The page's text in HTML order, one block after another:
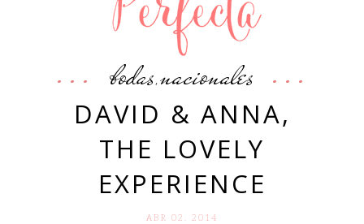
bodas,nacionales
DAVID & ANNA,
THE LOVELY
EXPERIENCE
ABR 02. 2014